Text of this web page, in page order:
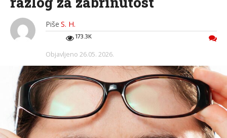
Piše S. H.
173.3K
Objavljeno 26.05. 2026.